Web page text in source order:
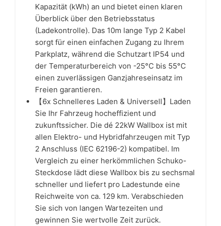
Kapazität (kWh) an und bietet einen klaren
Überblick über den Betriebsstatus
(Ladekontrolle). Das 10m lange Typ 2 Kabel
sorgt für einen einfachen Zugang zu Ihrem
Parkplatz, während die Schutzart IP54 und
der Temperaturbereich von -25°C bis 55°C
einen zuverlässigen Ganzjahreseinsatz im
Freien garantieren.
【6x Schnelleres Laden & Universell】Laden
Sie Ihr Fahrzeug hocheffizient und
zukunftssicher. Die dé 22kW Wallbox ist mit
allen Elektro- und Hybridfahrzeugen mit Typ
2 Anschluss (IEC 62196-2) kompatibel. Im
Vergleich zu einer herkömmlichen Schuko-
Steckdose lädt diese Wallbox bis zu sechsmal
schneller und liefert pro Ladestunde eine
Reichweite von ca. 129 km. Verabschieden
Sie sich von langen Wartezeiten und
gewinnen Sie wertvolle Zeit zurück.